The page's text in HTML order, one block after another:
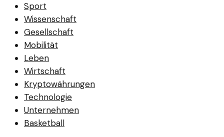
Sport
Wissenschaft
Gesellschaft
Mobilität
Leben
Wirtschaft
Kryptowährungen
Technologie
Unternehmen
Basketball